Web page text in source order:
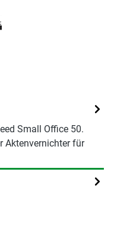
Small Office 50.
Aktenvernichter für